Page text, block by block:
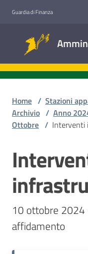
Guardia di Finanza
Accesso
Stazioni
appaltanti
Contatti
Home / Stazioni
Archivio / Anno
Ottobre / Interventi
Salta al contenuto
10 ottobre 2024
affidamento